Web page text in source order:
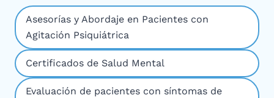
Asesorías y Abordaje en Pacientes con
Agitación Psiquiátrica
Certificados de Salud Mental
Evaluación de pacientes con síntomas de